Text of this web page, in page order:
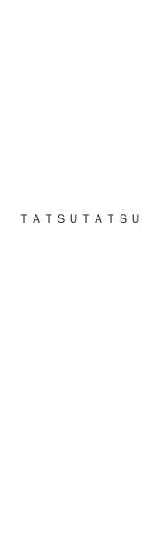
ＴＡＴＳＵＴＡＴＳＵ